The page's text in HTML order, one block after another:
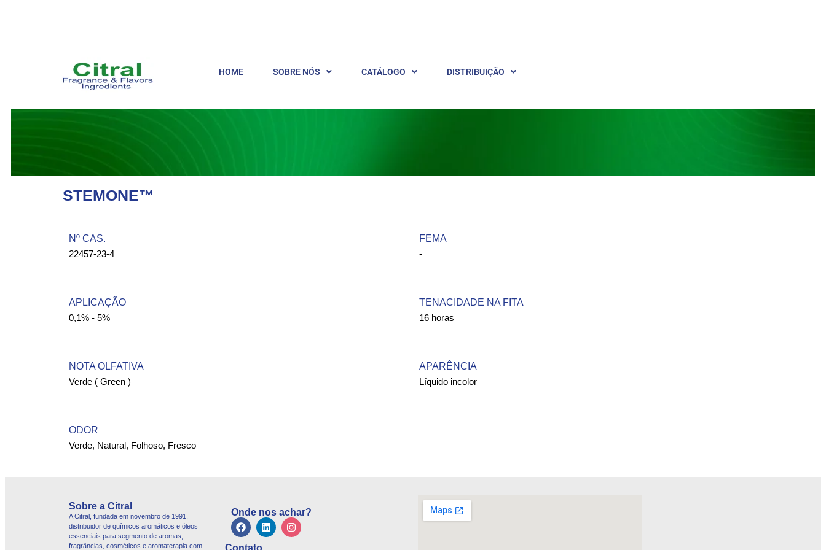
HOME SOBRE NÓS CATÁLOGO DISTRIBUIÇÃO
STEMONE™
Nº CAS.​
22457-23-4
FEMA ​
-
APLICAÇÃO
0,1% - 5%
TENACIDADE NA FITA
16 horas
NOTA OLFATIVA
Verde ( Green )
APARÊNCIA
Líquido incolor
ODOR
Verde, Natural, Folhoso, Fresco
Sobre a Citral
A Citral, fundada em novembro de 1991,
distribuidor de químicos aromáticos e óleos
essenciais para segmento de aromas,
fragrâncias, cosméticos e aromaterapia com
Onde nos achar?
Contato